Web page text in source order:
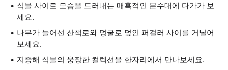
식물 사이로 모습을 드러내는 매혹적인 분수대에 다가가 보
세요.
나무가 늘어선 산책로와 덩굴로 덮인 퍼걸러 사이를 거닐어
보세요.
지중해 식물의 웅장한 컬렉션을 한자리에서 만나보세요.